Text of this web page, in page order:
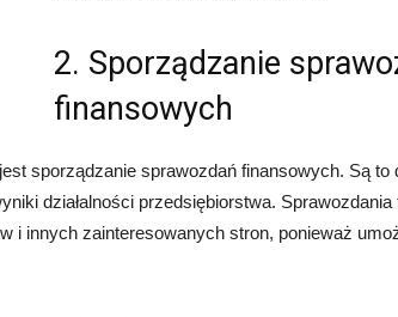
2. Sporządzanie
finansowych
sporządzanie sprawozdań finansowych. Są to
działalności przedsiębiorstwa.
i innych zainteresowanych stron, ponieważ